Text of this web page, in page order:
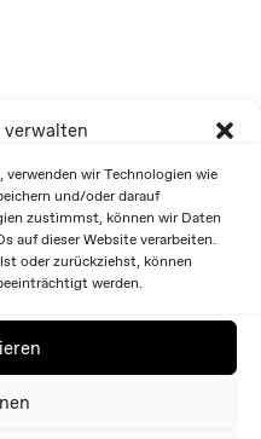
wir Technologien wie
und/oder darauf
zustimmst, können wir Daten
auf dieser Website verarbeiten.
oder zurückziehst, können
werden.